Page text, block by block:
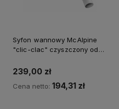
Syfon wannowy McAlpine
"clic-clac" czyszczony od
239,00 zł
Cena netto: 194,31 zł